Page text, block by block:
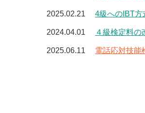
2025.02.21 4級へのIBT方
2024.04.01 ４級検定料
2025.06.11 電話応対技